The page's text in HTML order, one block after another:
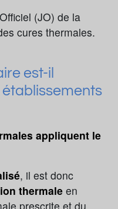
(JO) de la
cures thermales.
est-il
appliquent le
, il est donc
thermale en
prescrite et du